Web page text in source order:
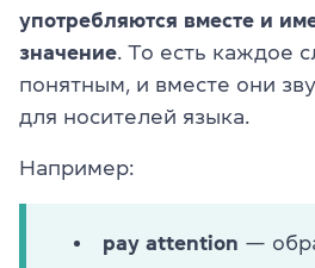
употребляются вместе и
значение . То есть каждое
понятным, и вместе они
для носителей языка.
Например:
pay attention —